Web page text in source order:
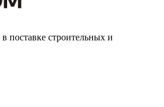
поставке строительных и